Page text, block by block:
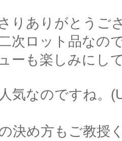
りありがとうご
次ロット品なの
ーも楽しみにし
気なのですね。
決め方もご教授